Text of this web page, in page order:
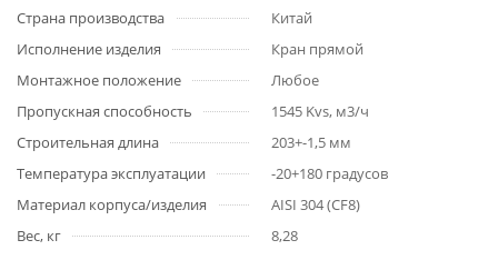
Страна производства
Китай
Исполнение изделия
Кран прямой
Монтажное положение
Любое
Пропускная способность
1545 Kvs, м3/ч
Строительная длина
203+-1,5 мм
Температура эксплуатации
-20+180 градусов
Материал корпуса/изделия
AISI 304 (CF8)
Вес, кг
8,28